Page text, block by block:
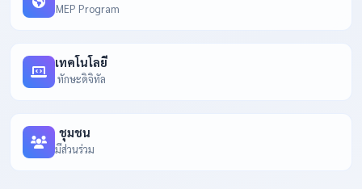
MEP Program
เทคโนโลยี
ทักษะดิจิทัล
ชุมชน
มีส่วนร่วม